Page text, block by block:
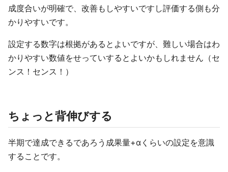
成度合いが明確で、改善もしやすいですし評価する側も分
かりやすいです。
設定する数字は根拠があるとよいですが、難しい場合はわ
かりやすい数値をせっていするとよいかもしれません（セ
ンス！センス！）
ちょっと背伸びする
半期で達成できるであろう成果量+αくらいの設定を意識
することです。